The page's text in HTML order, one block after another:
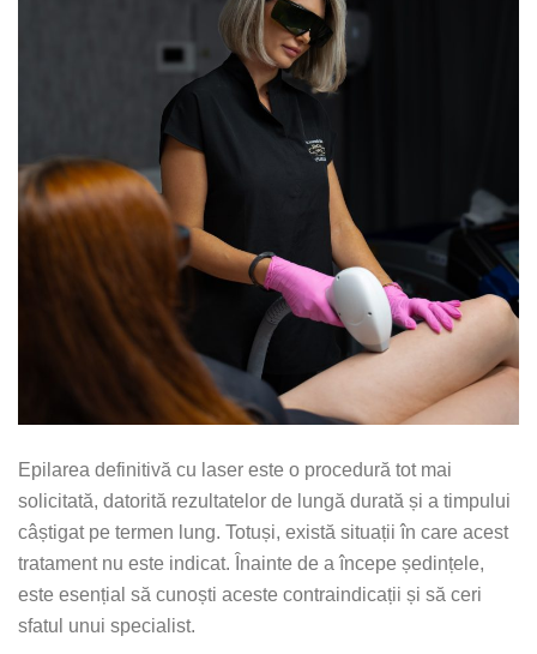
Epilarea definitivă cu laser este o procedură tot mai
solicitată, datorită rezultatelor de lungă durată și a timpului
câștigat pe termen lung. Totuși, există situații în care acest
tratament nu este indicat. Înainte de a începe ședințele,
este esențial să cunoști aceste contraindicații și să ceri
sfatul unui specialist.